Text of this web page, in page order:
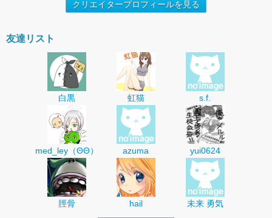
クリエイタープロフィールを見る
友達リスト
白黒 虹猫 s.f.
med_ley（ΘΘ） azuma yui0624
脛骨 hail 未来 勇気